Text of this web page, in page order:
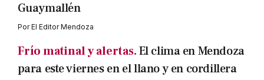
Guaymallén
PorEl Editor Mendoza
Frío matinal y alertas.El clima en Mendoza
para este viernes en el llano y en cordillera